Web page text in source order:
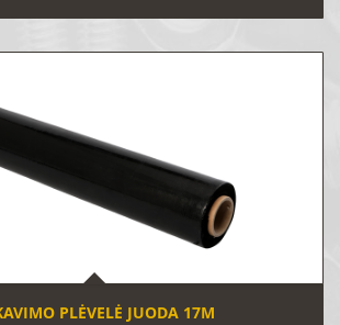
PLĖVELĖ JUODA 17Μ